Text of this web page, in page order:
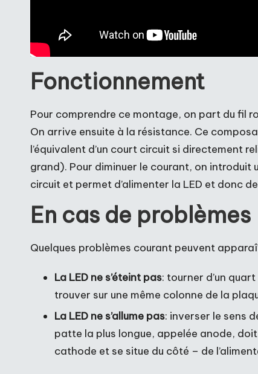
Fonctionnement
Pour comprendre ce montage, on part du fil
On arrive ensuite à la résistance. Ce
l’équivalent d’un court circuit si directement
grand). Pour diminuer le courant, on introduit
circuit et permet d’alimenter la LED et donc de
En cas de problèmes
Quelques problèmes courant peuvent
La LED ne s’éteint pas: tourner d’un
trouver sur une même colonne de la
La LED ne s’allume pas: inverser le sens
patte la plus longue, appelée anode,
cathode et se situe du côté – de